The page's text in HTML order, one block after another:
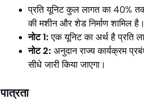
प्रति यूनिट कुल लागत का 40%
की मशीन और शेड निर्माण शामिल है।
नोट 1: एक यूनिट का अर्थ है प्रति
नोट 2: अनुदान राज्य कार्यक्रम
सीधे जारी किया जाएगा।
पात्रता